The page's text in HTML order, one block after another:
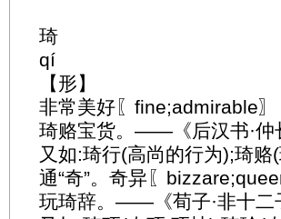
琦
qí
【形】
非常美好〖fine;admirable〗
琦赂宝货。——《后汉书·仲
又如:琦行(高尚的行为);琦
通“奇”。奇异〖bizzare;queer
玩琦辞。——《荀子·非十二